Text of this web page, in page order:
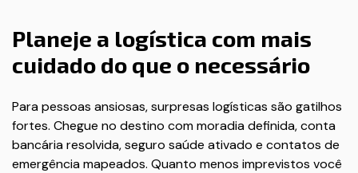
Planeje a logística com mais
cuidado do que o necessário
Para pessoas ansiosas, surpresas logísticas são gatilhos
fortes. Chegue no destino com moradia definida, conta
bancária resolvida, seguro saúde ativado e contatos de
emergência mapeados. Quanto menos imprevistos você